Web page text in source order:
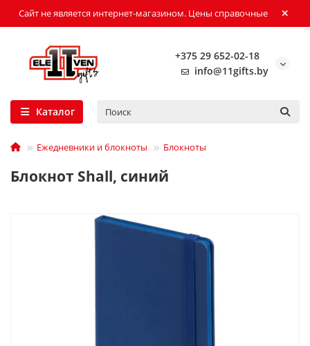
Сайт не является интернет-магазином. Цены справочные
+375 29 652-02-18
info@11gifts.by
Каталог
Ежедневники и блокноты Блокноты
Блокнот Shall, синий